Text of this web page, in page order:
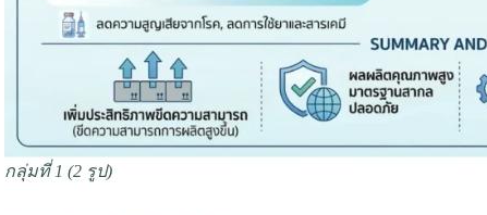
กลุ่มที่ 1 (2 รูป)